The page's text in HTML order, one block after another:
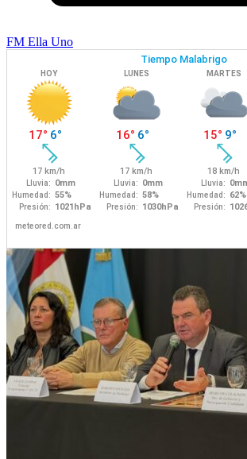
FM Ella Uno